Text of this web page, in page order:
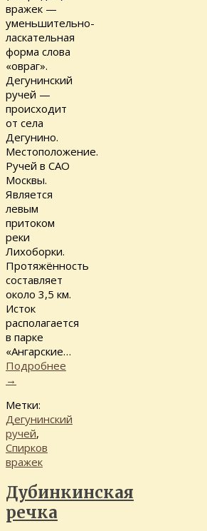
вражек —
уменьшительно-
ласкательная
форма слова
«овраг».
Дегунинский
ручей —
происходит
от села
Дегунино.
Местоположение.
Ручей в САО
Москвы.
Является
левым
притоком
реки
Лихоборки.
Протяжённость
составляет
около 3,5 км.
Исток
располагается
в парке
«Ангарские…
Подробнее
→
Метки:
Дегунинский
ручей,
Спирков
вражек
Дубинкинская
речка